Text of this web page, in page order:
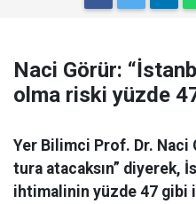
Naci Görür:
olma riski yüzde
Yer Bilimci Prof. Dr. Naci
tura atacaksın” diyerek,
ihtimalinin yüzde 47 gibi